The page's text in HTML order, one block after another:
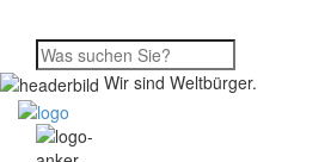
Wir sind Weltbürger.